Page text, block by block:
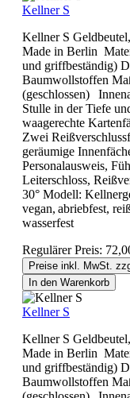
Kellner S
Kellner S
Made in Berlin
und griffbeständig)
Baumwollstoffen
(geschlossen)
Stulle in der Tiefe
waagerechte
Zwei
geräumige
Personalausweis,
Leiterschloss,
30° Modell:
vegan, abriebfest,
wasserfest
Regulärer Preis:
Preise inkl. MwSt.
In den Warenkorb
Kellner S
Kellner S
Made in Berlin
und griffbeständig)
Baumwollstoffen